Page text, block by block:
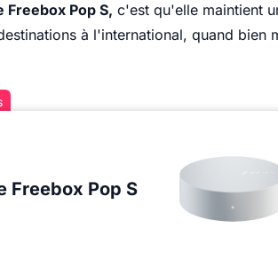
Freebox Pop S, c'est qu'elle maintient
à l'international, quand bien
Freebox Pop S